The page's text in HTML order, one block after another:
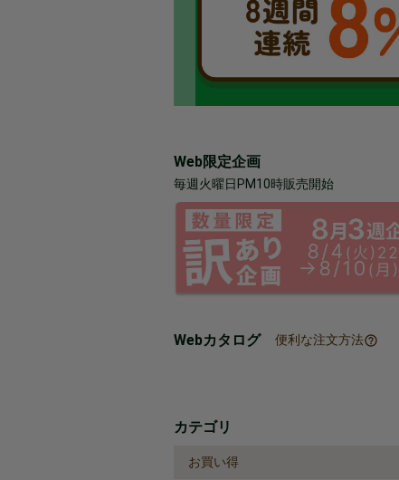
Web限定企画
毎週火曜日PM10時販売開始
Webカタログ 便利な注文方法
カテゴリ
お買い得